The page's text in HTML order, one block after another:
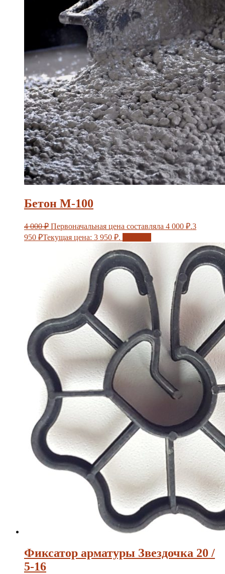
Бетон М-100
4 000₽ Первоначальная цена составляла 4 000 ₽.3
950 ₽Текущая цена: 3 950 ₽.
Фиксатор арматуры Звездочка 20 /
5-16